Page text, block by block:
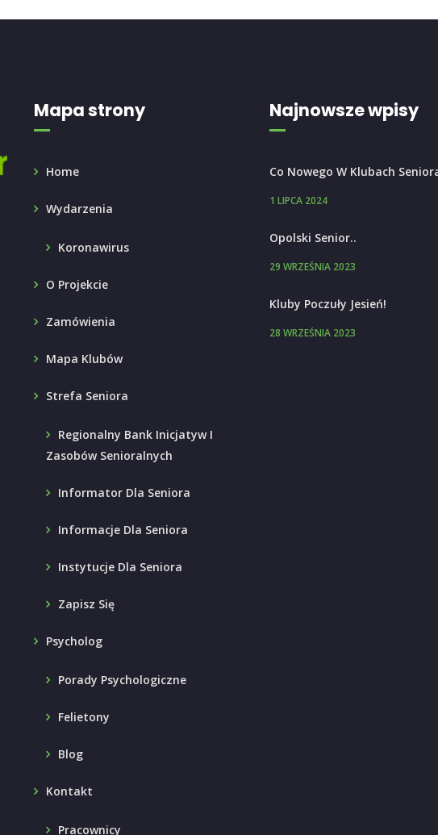
Mapa strony
Home
Wydarzenia
Koronawirus
O Projekcie
Zamówienia
Mapa Klubów
Strefa Seniora
Regionalny Bank Inicjatyw I
Zasobów Senioralnych
Informator Dla Seniora
Informacje Dla Seniora
Instytucje Dla Seniora
Zapisz Się
Psycholog
Porady Psychologiczne
Felietony
Blog
Kontakt
Pracownicy
Najnowsze wpisy
Co Nowego W Klubach
1 LIPCA 2024
Opolski Senior..
29 WRZEŚNIA 2023
Kluby Poczuły Jesień!
28 WRZEŚNIA 2023